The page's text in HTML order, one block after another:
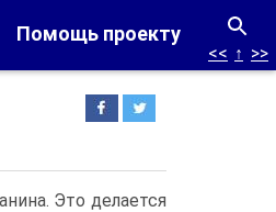
Помощь проекту
<< ↑ >>
Это делается